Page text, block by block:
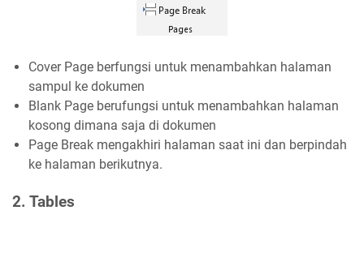
Cover Page berfungsi untuk menambahkan halaman
sampul ke dokumen
Blank Page berufungsi untuk menambahkan halaman
kosong dimana saja di dokumen
Page Break mengakhiri halaman saat ini dan berpindah
ke halaman berikutnya.
2. Tables